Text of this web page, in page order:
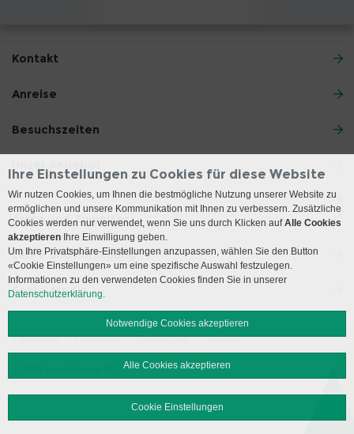
Kontakt
Anreise
Besuchszeiten
Ärzte und Zuweiser
Lehre und Forschung
Social Media
Impressum Disclaimer Datenschutz Sitemap
Ihre Einstellungen zu Cookies für diese Website
Wir nutzen Cookies, um Ihnen die bestmögliche Nutzung unserer Website zu
ermöglichen und unsere Kommunikation mit Ihnen zu verbessern. Zusätzliche
Cookies werden nur verwendet, wenn Sie uns durch Klicken aufAlle Cookies
akzeptieren Ihre Einwilligung geben.
Um Ihre Privatsphäre-Einstellungen anzupassen, wählen Sie den Button
«Cookie Einstellungen» um eine spezifische Auswahl festzulegen.
Informationen zu den verwendeten Cookies finden Sie in unserer
Datenschutzerklärung.
Notwendige Cookies akzeptieren
Alle Cookies akzeptieren
Cookie Einstellungen